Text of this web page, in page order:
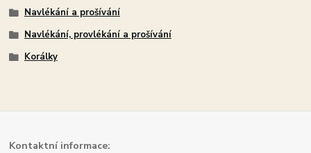
Navlékání a prošívání
Navlékání, provlékání a prošívání
Korálky
Kontaktní informace: